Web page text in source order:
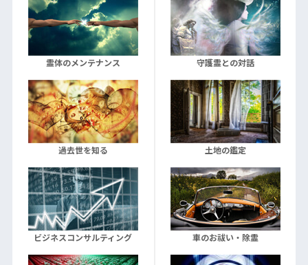
霊体のメンテナンス 守護霊との対話
過去世を知る 土地の鑑定
ビジネスコンサルティング 車のお祓い・除霊